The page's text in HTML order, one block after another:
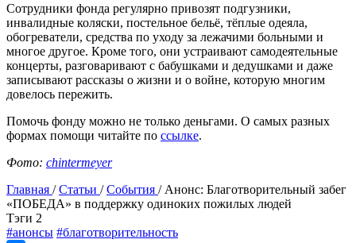
Сотрудники фонда регулярно привозят подгузники,
инвалидные коляски, постельное бельё, тёплые одеяла,
обогреватели, средства по уходу за лежачими больными и
многое другое. Кроме того, они устраивают самодеятельные
концерты, разговаривают с бабушками и дедушками и даже
записывают рассказы о жизни и о войне, которую многим
довелось пережить.
Помочь фонду можно не только деньгами. О самых разных
формах помощи читайте по ссылке.
Фото: chintermeyer
Главная /Статьи /События / Анонс: Благотворительный забег
«ПОБЕДА» в поддержку одиноких пожилых людей
Tэги 2
#анонсы #благотворительность